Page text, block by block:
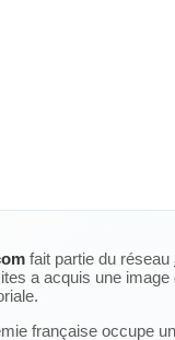
fait partie du réseau
a acquis une
française occupe